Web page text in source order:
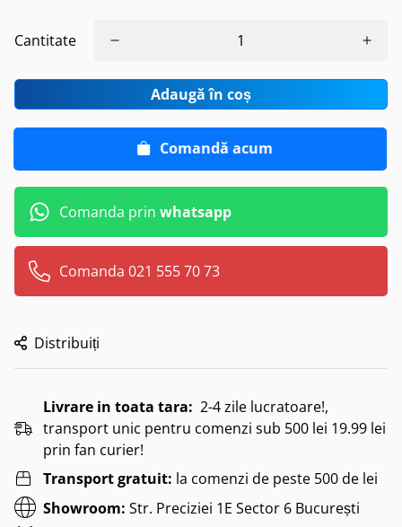
Cantitate
Adaugă în coș
Comandă acum
Comanda prin whatsapp
Comanda 021 555 70 73
Distribuiți
Livrare in toata tara: 2-4 zile lucratoare!,
transport unic pentru comenzi sub 500 lei 19.99 lei
prin fan curier!
Transport gratuit: la comenzi de peste 500 de lei
Showroom: Str. Preciziei 1E Sector 6 București